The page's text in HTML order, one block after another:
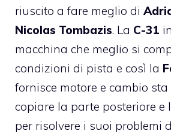
riuscito a fare meglio di
Nicolas Tombazis. La C-31
macchina che meglio si
condizioni di pista e così la
fornisce motore e cambio
copiare la parte posteriore e
per risolvere i suoi problemi